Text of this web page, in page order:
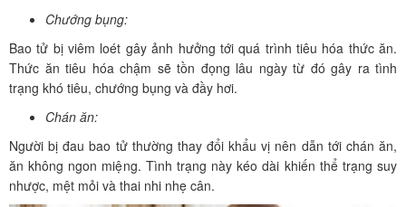
Chướng bụng:
Bao tử bị viêm loét gây ảnh hưởng tới quá trình tiêu hóa thức ăn.
Thức ăn tiêu hóa chậm sẽ tồn đọng lâu ngày từ đó gây ra tình
trạng khó tiêu, chướng bụng và đầy hơi.
Chán ăn:
Người bị đau bao tử thường thay đổi khẩu vị nên dẫn tới chán ăn,
ăn không ngon miệng. Tình trạng này kéo dài khiến thể trạng suy
nhược, mệt mỏi và thai nhi nhẹ cân.